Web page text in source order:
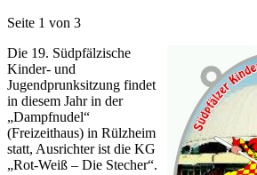
Seite 1 von 3
Die 19. Südpfälzische
Kinder- und
Jugendprunksitzung findet
in diesem Jahr in der
„Dampfnudel“
(Freizeithaus) in Rülzheim
statt, Ausrichter ist die KG
„Rot-Weiß – Die Stecher“.